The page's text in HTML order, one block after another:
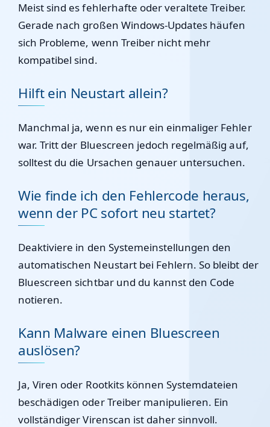
Meist sind es fehlerhafte oder veraltete Treiber.
Gerade nach großen Windows-Updates häufen
sich Probleme, wenn Treiber nicht mehr
kompatibel sind.
Hilft ein Neustart allein?
Manchmal ja, wenn es nur ein einmaliger Fehler
war. Tritt der Bluescreen jedoch regelmäßig auf,
solltest du die Ursachen genauer untersuchen.
Wie finde ich den Fehlercode heraus,
wenn der PC sofort neu startet?
Deaktiviere in den Systemeinstellungen den
automatischen Neustart bei Fehlern. So bleibt der
Bluescreen sichtbar und du kannst den Code
notieren.
Kann Malware einen Bluescreen
auslösen?
Ja, Viren oder Rootkits können Systemdateien
beschädigen oder Treiber manipulieren. Ein
vollständiger Virenscan ist daher sinnvoll.